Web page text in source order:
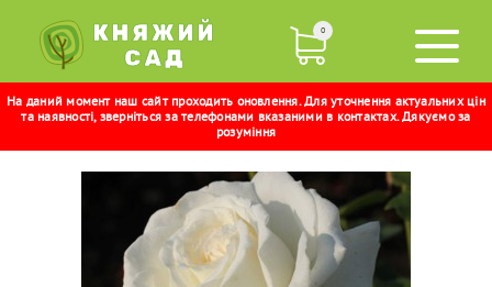
0
На даний момент наш сайт проходить оновлення. Для уточнення актуальних цін
та наявності, зверніться за телефонами вказаними в контактах. Дякуємо за
розуміння
АНАСТАСІЯ